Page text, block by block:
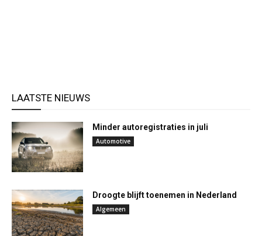
LAATSTE NIEUWS
Minder autoregistraties in juli
Automotive
Droogte blijft toenemen in Nederland
Algemeen